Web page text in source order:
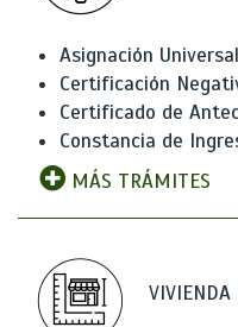
Asignación
Certificación
Certificado de
Constancia de
MÁS TRÁMITES
VIVIENDA